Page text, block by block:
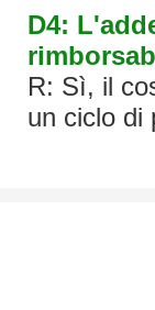
D4:
R: Sì, il
un ciclo di